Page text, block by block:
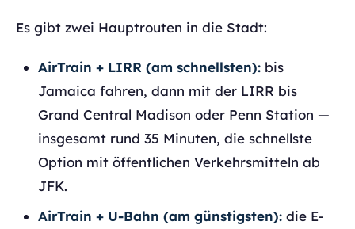
Es gibt zwei Hauptrouten in die Stadt:
AirTrain + LIRR (am schnellsten): bis
Jamaica fahren, dann mit der LIRR bis
Grand Central Madison oder Penn Station —
insgesamt rund 35 Minuten, die schnellste
Option mit öffentlichen Verkehrsmitteln ab
JFK.
AirTrain + U-Bahn (am günstigsten): die E-